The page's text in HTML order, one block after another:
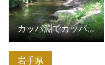
岩手県
カッパ淵でカッパ釣り体験